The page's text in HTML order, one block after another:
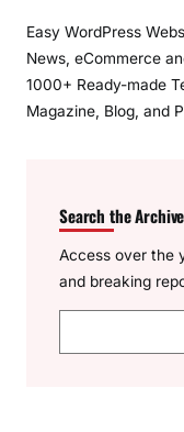
Easy WordPress
News, eCommerce
1000+ Ready-made
Magazine, Blog, and
Search the
Access over the
and breaking
e